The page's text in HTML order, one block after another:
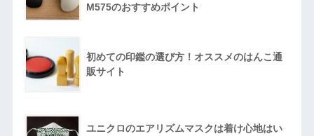
M575のおすすめポイント
初めての印鑑の選び方！オススメのはんこ通
販サイト
ユニクロのエアリズムマスクは着け心地はい